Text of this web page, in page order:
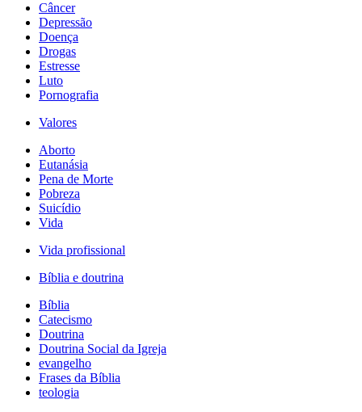
Câncer
Depressão
Doença
Drogas
Estresse
Luto
Pornografia
Valores
Aborto
Eutanásia
Pena de Morte
Pobreza
Suicídio
Vida
Vida profissional
Bíblia e doutrina
Bíblia
Catecismo
Doutrina
Doutrina Social da Igreja
evangelho
Frases da Bíblia
teologia